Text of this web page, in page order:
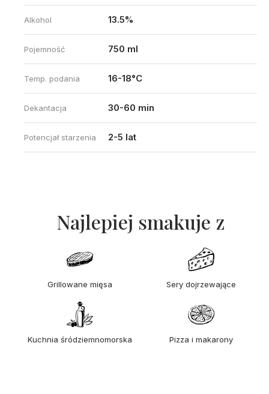
Alkohol 13.5%
Pojemność 750 ml
Temp. podania 16-18°C
Dekantacja 30-60 min
Potencjał starzenia 2-5 lat
Najlepiej smakuje z
Grillowane mięsa Sery dojrzewające
Kuchnia śródziemnomorska Pizza i makarony